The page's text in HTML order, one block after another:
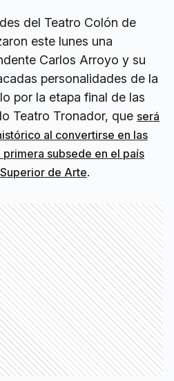
del Teatro Colón de
este lunes una
Carlos Arroyo y su
personalidades de la
por la etapa final de las
Teatro Tronador, que será
al convertirse en las
subsede en el país
de Arte.